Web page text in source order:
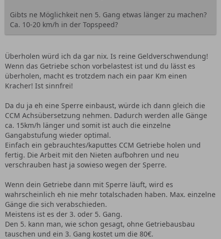
Gibts ne Möglichkeit nen 5. Gang etwas länger zu machen?
Ca. 10-20 km/h in der Topspeed?
Überholen würd ich da gar nix. Is reine Geldverschwendung!
Wenn das Getriebe schon vorbelastest ist und du lässt es
überholen, macht es trotzdem nach ein paar Km einen
Kracher! Ist sinnfrei!
Da du ja eh eine Sperre einbaust, würde ich dann gleich die
CCM Achsübersetzung nehmen. Dadurch werden alle Gänge
ca. 15km/h länger und somit ist auch die einzelne
Gangabstufung wieder optimal.
Einfach ein gebrauchtes/kaputtes CCM Getriebe holen und
fertig. Die Arbeit mit den Nieten aufbohren und neu
verschrauben hast ja sowieso wegen der Sperre.
Wenn dein Getriebe dann mit Sperre läuft, wird es
wahrscheinlich eh nie mehr totalschaden haben. Max. einzelne
Gänge die sich verabschieden.
Meistens ist es der 3. oder 5. Gang.
Den 5. kann man, wie schon gesagt, ohne Getriebausbau
tauschen und ein 3. Gang kostet um die 80€.